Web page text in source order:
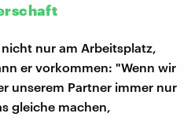
nur am Arbeitsplatz,
er vorkommen: "Wenn wir
unserem Partner immer nur
gleiche machen,